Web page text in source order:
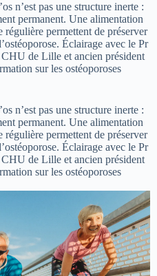
n’est pas une structure inerte :
permanent. Une alimentation
permettent de préserver
Éclairage avec le Pr
de Lille et ancien président
sur les ostéoporoses
n’est pas une structure inerte :
permanent. Une alimentation
permettent de préserver
Éclairage avec le Pr
de Lille et ancien président
sur les ostéoporoses